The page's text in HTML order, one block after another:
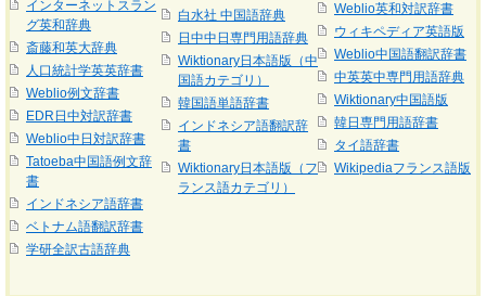
インターネットスラン
グ英和辞典
斎藤和英大辞典
人口統計学英英辞書
Weblio例文辞書
EDR日中対訳辞書
Weblio中日対訳辞書
Tatoeba中国語例文辞
書
インドネシア語辞書
ベトナム語翻訳辞書
学研全訳古語辞典
白水社 中国語辞典
日中中日専門用語辞典
Wiktionary日本語版（中
国語カテゴリ）
韓国語単語辞書
インドネシア語翻訳辞
書
Wiktionary日本語版（フ
ランス語カテゴリ）
Weblio英和対訳辞書
ウィキペディア英語版
Weblio中国語翻訳辞書
中英英中専門用語辞典
Wiktionary中国語版
韓日専門用語辞書
タイ語辞書
Wikipediaフランス語版